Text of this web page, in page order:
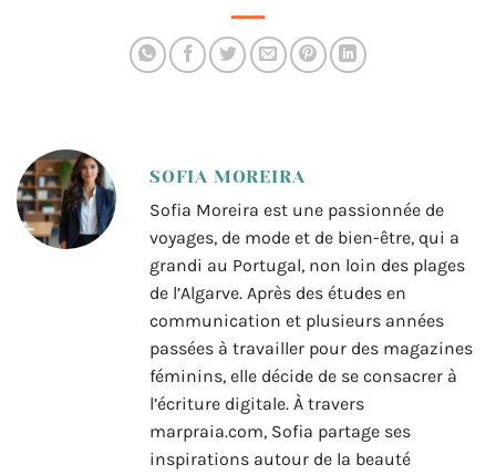
SOFIA MOREIRA
Sofia Moreira est une passionnée de
voyages, de mode et de bien-être, qui a
grandi au Portugal, non loin des plages
de l’Algarve. Après des études en
communication et plusieurs années
passées à travailler pour des magazines
féminins, elle décide de se consacrer à
l’écriture digitale. À travers
marpraia.com, Sofia partage ses
inspirations autour de la beauté